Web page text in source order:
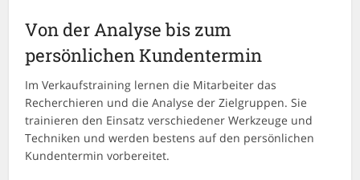
Von der Analyse bis zum
persönlichen Kundentermin
Im Verkaufstraining lernen die Mitarbeiter das
Recherchieren und die Analyse der Zielgruppen. Sie
trainieren den Einsatz verschiedener Werkzeuge und
Techniken und werden bestens auf den persönlichen
Kundentermin vorbereitet.